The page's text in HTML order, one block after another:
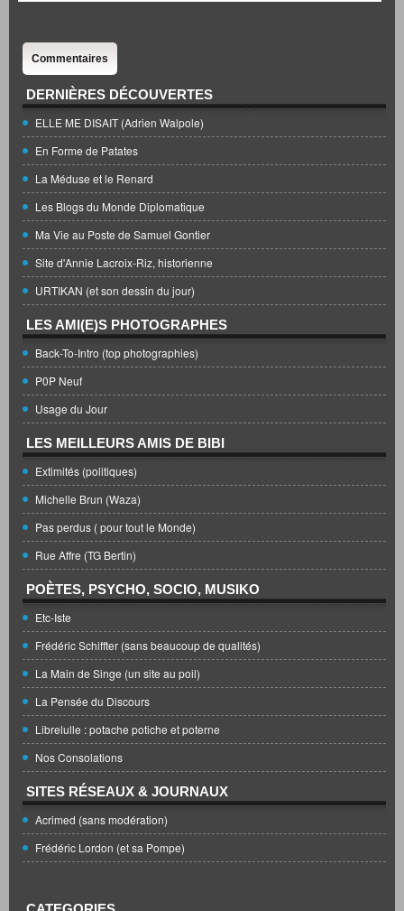
Commentaires
DERNIÈRES DÉCOUVERTES
ELLE ME DISAIT (Adrien Walpole)
En Forme de Patates
La Méduse et le Renard
Les Blogs du Monde Diplomatique
Ma Vie au Poste de Samuel Gontier
Site d'Annie Lacroix-Riz, historienne
URTIKAN (et son dessin du jour)
LES AMI(E)S PHOTOGRAPHES
Back-To-Intro (top photographies)
P0P Neuf
Usage du Jour
LES MEILLEURS AMIS DE BIBI
Extimités (politiques)
Michelle Brun (Waza)
Pas perdus ( pour tout le Monde)
Rue Affre (TG Bertin)
POÈTES, PSYCHO, SOCIO, MUSIKO
Etc-Iste
Frédéric Schiffter (sans beaucoup de qualités)
La Main de Singe (un site au poil)
La Pensée du Discours
Librelulle : potache potiche et poterne
Nos Consolations
SITES RÉSEAUX & JOURNAUX
Acrimed (sans modération)
Frédéric Lordon (et sa Pompe)